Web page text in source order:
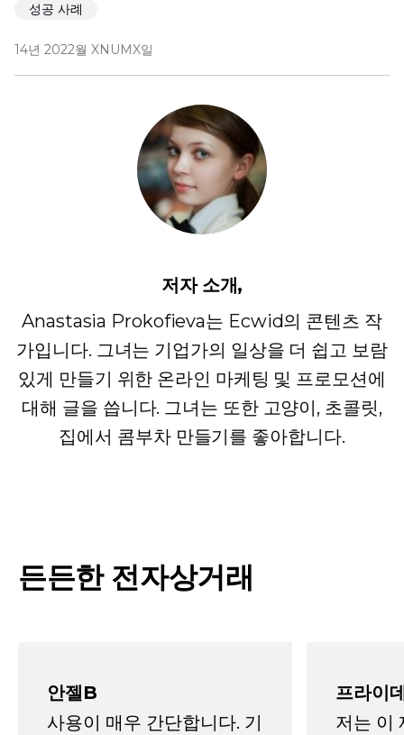
성공 사례
14년 2022월 XNUMX일
저자 소개,
Anastasia Prokofieva는 Ecwid의 콘텐츠 작
가입니다. 그녀는 기업가의 일상을 더 쉽고 보람
있게 만들기 위한 온라인 마케팅 및 프로모션에
대해 글을 씁니다. 그녀는 또한 고양이, 초콜릿,
집에서 콤부차 만들기를 좋아합니다.
든든한 전자상거래
안젤B
사용이 매우 간단합니다. 기
프라이
저는 이